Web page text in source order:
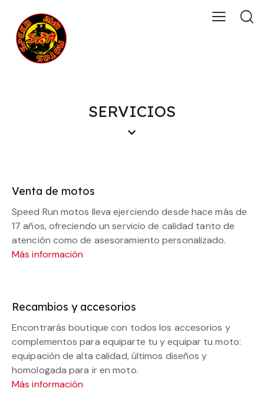
SERVICIOS
Venta de motos
Speed Run motos lleva ejerciendo desde hace más de
17 años, ofreciendo un servicio de calidad tanto de
atención como de asesoramiento personalizado.
Más información
Recambios y accesorios
Encontrarás boutique con todos los accesorios y
complementos para equiparte tu y equipar tu moto:
equipación de alta calidad, últimos diseños y
homologada para ir en moto.
Más información